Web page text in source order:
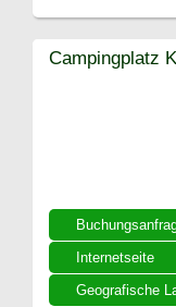
Internetseite
Geografische
Campingplatz